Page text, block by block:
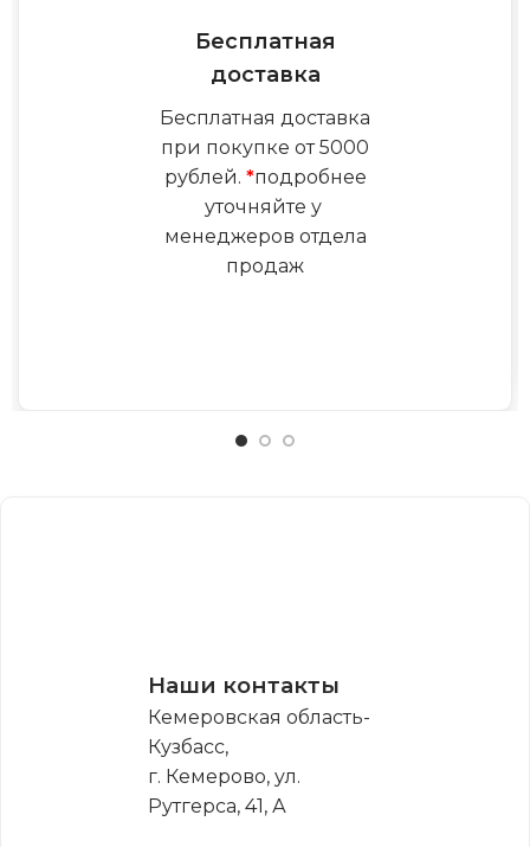
Бесплатная
доставка
Бесплатная доставка
при покупке от 5000
рублей. *подробнее
уточняйте у
менеджеров отдела
продаж
Наши контакты
Кемеровская область-
Кузбасс,
г. Кемерово, ул.
Рутгерса, 41, А